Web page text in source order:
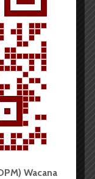
1 Maret 2026
Wacana